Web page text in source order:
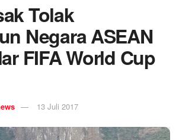
Tolak
Negara ASEAN
FIFA World Cup
13 Juli 2017